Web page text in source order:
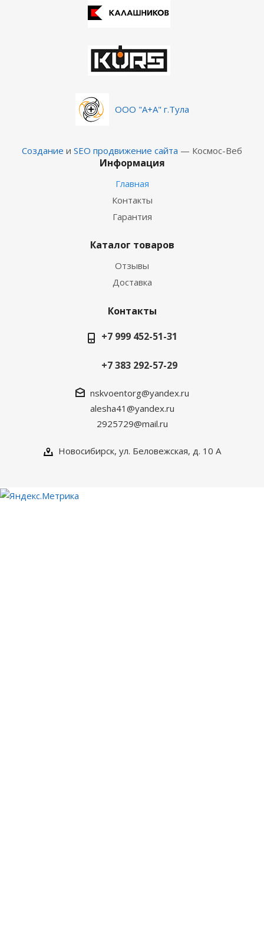
ООО "А+А" г.Тула
Создание и SEO продвижение сайта — Космос-Веб
Информация
Главная
Контакты
Гарантия
Каталог товаров
Отзывы
Доставка
Контакты
+7 999 452-51-31
+7 383 292-57-29
nskvoentorg@yandex.ru
alesha41@yandex.ru
2925729@mail.ru
Новосибирск, ул. Беловежская, д. 10 А